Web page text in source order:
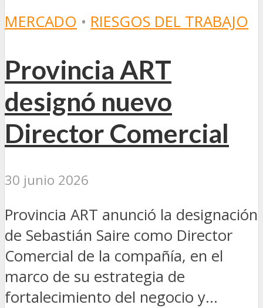
MERCADO • RIESGOS DEL TRABAJO
Provincia ART
designó nuevo
Director Comercial
30 junio 2026
Provincia ART anunció la designación
de Sebastián Saire como Director
Comercial de la compañía, en el
marco de su estrategia de
fortalecimiento del negocio y...